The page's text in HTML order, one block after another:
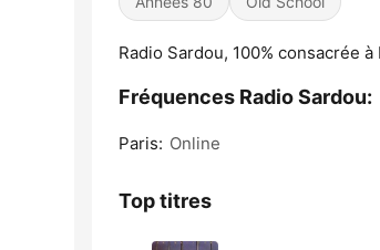
Radio Sardou, 100% consacrée
Fréquences Radio Sardou:
Paris: Online
Top titres